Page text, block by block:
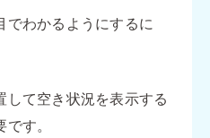
でわかるようにするに
して空き状況を表示する
す。